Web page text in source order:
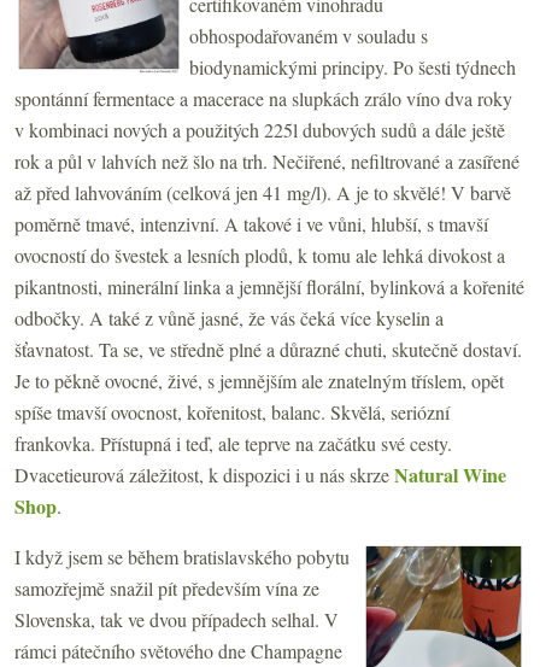
obhospodařovaném v souladu s
biodynamickými principy. Po šesti týdnech
spontánní fermentace a macerace na slupkách zrálo víno dva roky
v kombinaci nových a použitých 225l dubových sudů a dále ještě
rok a půl v lahvích než šlo na trh. Nečiřené, nefiltrované a zasířené
až před lahvováním (celková jen 41 mg/l). A je to skvělé! V barvě
poměrně tmavé, intenzivní. A takové i ve vůni, hlubší, s tmavší
ovocností do švestek a lesních plodů, k tomu ale lehká divokost a
pikantnosti, minerální linka a jemnější florální, bylinková a kořenité
odbočky. A také z vůně jasné, že vás čeká více kyselin a
šťavnatost. Ta se, ve středně plné a důrazné chuti, skutečně dostaví.
Je to pěkně ovocné, živé, s jemnějším ale znatelným tříslem, opět
spíše tmavší ovocnost, kořenitost, balanc. Skvělá, seriózní
frankovka. Přístupná i teď, ale teprve na začátku své cesty.
Dvacetieurová záležitost, k dispozici i u nás skrzeNatural Wine
Shop.
I když jsem se během bratislavského pobytu
samozřejmě snažil pít především vína ze
Slovenska, tak ve dvou případech selhal. V
rámci pátečního světového dne Champagne